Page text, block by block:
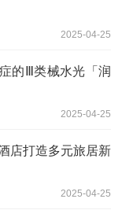
2025-04-25
的Ⅲ类械水光「润
2025-04-25
店打造多元旅居新
2025-04-25